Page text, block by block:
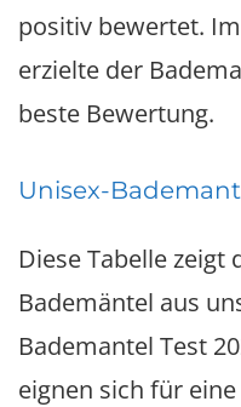
positiv bewertet.
erzielte der
beste Bewertung.
Unisex-
Diese Tabelle zeigt
Bademäntel aus
Bademantel Test
eignen sich für